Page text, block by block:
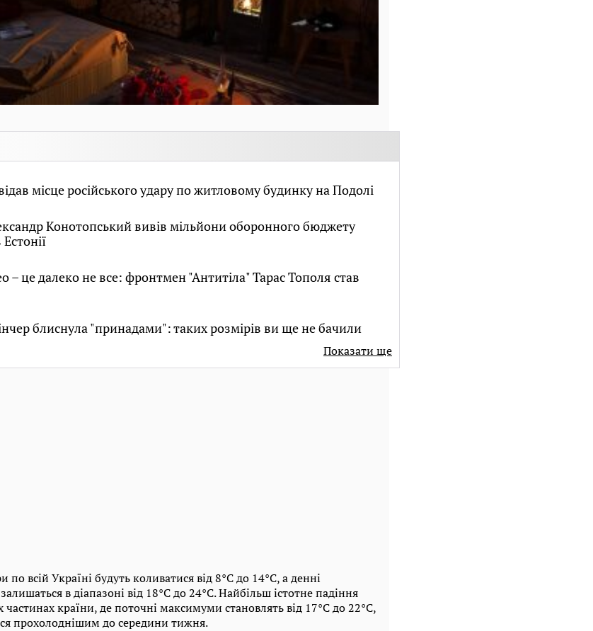
місце російського удару по житловому будинку на Подолі
Конотопський вивів мільйони оборонного бюджету
– це далеко не все: фронтмен "Антитіла" Тарас Тополя став
блиснула "принадами": таких розмірів ви ще не бачили
Показати ще
по всій Україні будуть коливатися від 8°C до 14°C, а денні
в діапазоні від 18°C ​​до 24°C. Найбільш істотне падіння
частинах країни, де поточні максимуми становлять від 17°C до 22°C,
прохолоднішим до середини тижня.